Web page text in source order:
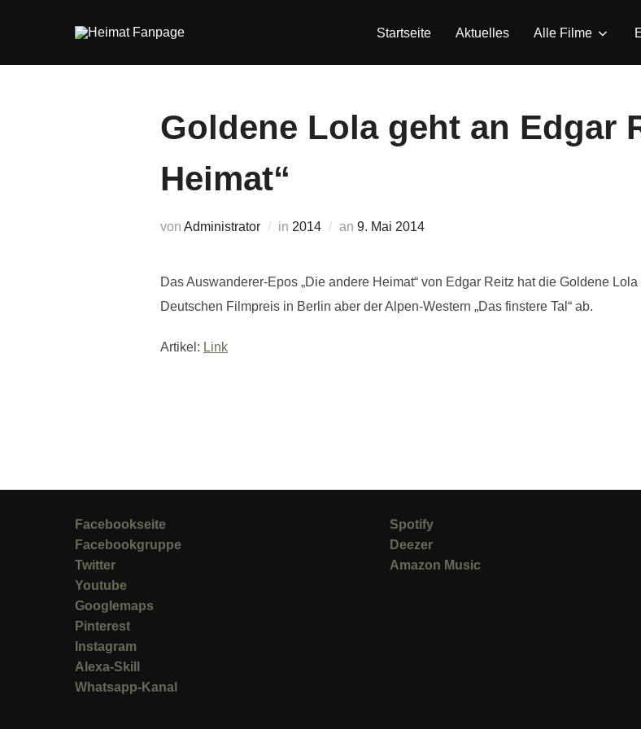
Startseite Aktuelles Alle Filme
Goldene Lola geht an Edgar
Heimat“
von Administrator in 2014 an Veröffentlicht
9. Mai 2014
Das Auswanderer-Epos „Die andere Heimat“ von Edgar Reitz hat die Goldene
Deutschen Filmpreis in Berlin aber der Alpen-Western „Das finstere Tal“ ab.
Artikel: Link
Facebookseite
Facebookgruppe
Twitter
Youtube
Googlemaps
Pinterest
Instagram
Alexa-Skill
Whatsapp-Kanal
Spotify
Deezer
Amazon Music